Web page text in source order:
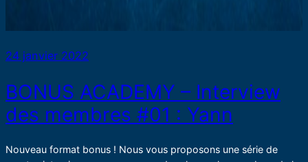
24 janvier 2022
BONUS ACADEMY – Interview
des membres #01 : Yann
Nouveau format bonus ! Nous vous proposons une série de